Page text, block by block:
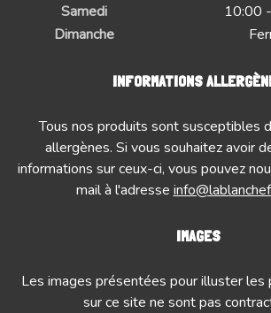
Samedi
10:00
Dimanche
INFORMATIONS
Tous nos produits sont susceptibles
allergènes. Si vous souhaitez avoir
informations sur ceux-ci, vous pouvez
mail à l'adresse
IMAGES
Les images présentées pour illuster les
sur ce site ne sont pas